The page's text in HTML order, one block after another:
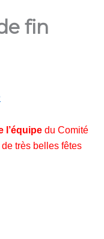
fin
l’équipedu Comité
très belles fêtes